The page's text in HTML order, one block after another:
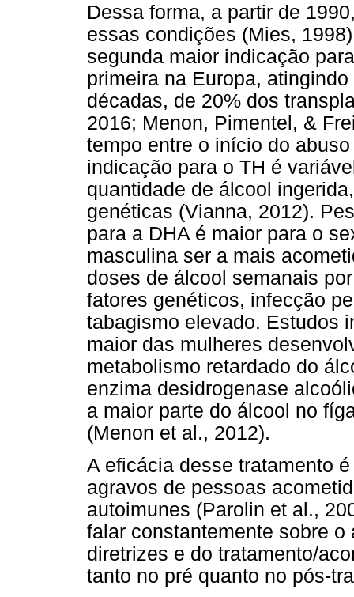
Dessa forma, a partir de
essas condições (Mies,
segunda maior indicação
primeira na Europa,
décadas, de 20% dos
2016; Menon, Pimentel, &
tempo entre o início do
indicação para o TH é
quantidade de álcool
genéticas (Vianna, 2012).
para a DHA é maior para o
masculina ser a mais
doses de álcool semanais
fatores genéticos, infecção
tabagismo elevado. Estudos
maior das mulheres
metabolismo retardado do
enzima desidrogenase
a maior parte do álcool no
(Menon et al., 2012).
A eficácia desse tratamento
agravos de pessoas
autoimunes (Parolin et al.,
falar constantemente sobre
diretrizes e do tratamento/
tanto no pré quanto no pós-